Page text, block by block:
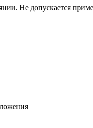
Не допускается